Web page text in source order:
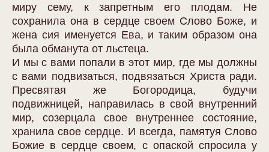
миру сему, к запретным его плодам. Не
сохранила она в сердце своем Слово Боже, и
жена сия именуется Ева, и таким образом она
была обманута от льстеца.
И мы с вами попали в этот мир, где мы должны
с вами подвизаться, подвязаться Христа ради.
Пресвятая же Богородица, будучи
подвижницей, направилась в свой внутренний
мир, созерцала свое внутреннее состояние,
хранила свое сердце. И всегда, памятуя Слово
Божие в сердце своем, с опаской спросила у